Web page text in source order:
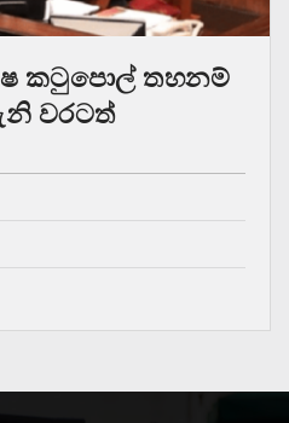
කටුපොල් තහනම්
වරටත්